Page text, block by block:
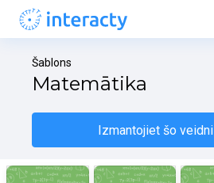
Šablons
Matemātika
Izmantojiet šo veidni